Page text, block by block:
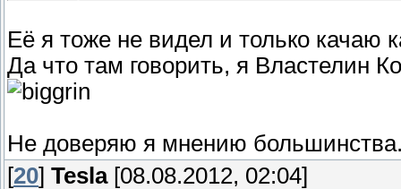
Её я тоже не видел и только качаю
Да что там говорить, я Властелин
Не доверяю я мнению
[20] Tesla[08.08.2012, 02:04]